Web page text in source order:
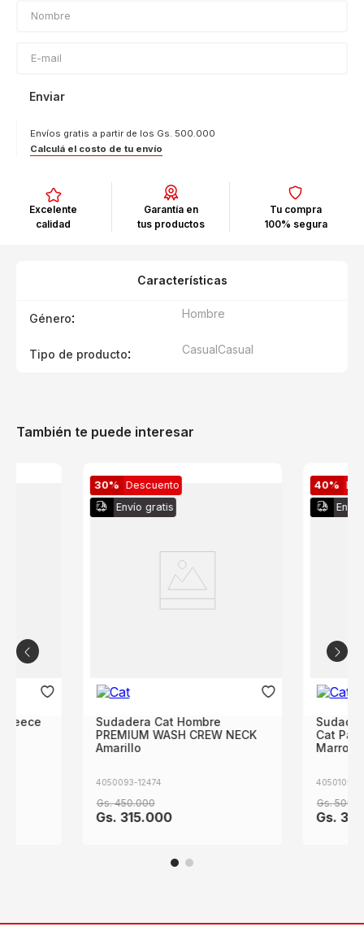
Enviar
Envíos gratis a partir de los Gs. 500.000
Calculá el costo de tu envío
Excelente
calidad
Garantía en
tus productos
Tu compra
100% segura
Características
Género: Hombre
Tipo de producto: CasualCasual
También te puede interesar
Fleece
30% Descuento
Envío gratis
Sudadera Cat Hombre
PREMIUM WASH CREW NECK
Amarillo
4050093-12474
Gs. 450.000
Gs. 315.000
40%
Cat
Marron
4050109-
Gs. 500
Gs.